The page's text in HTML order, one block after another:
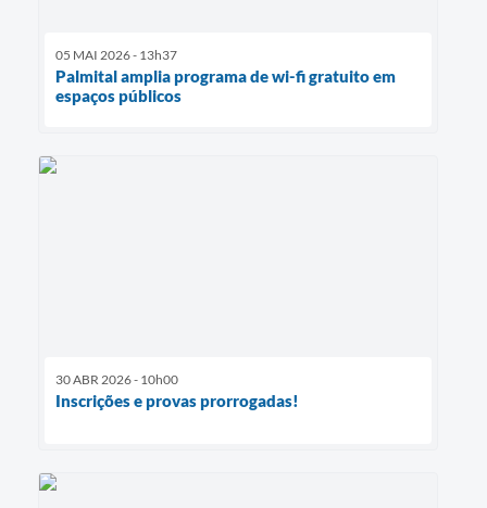
05 MAI 2026 - 13h37
Palmital amplia programa de wi-fi gratuito em
espaços públicos
30 ABR 2026 - 10h00
Inscrições e provas prorrogadas!